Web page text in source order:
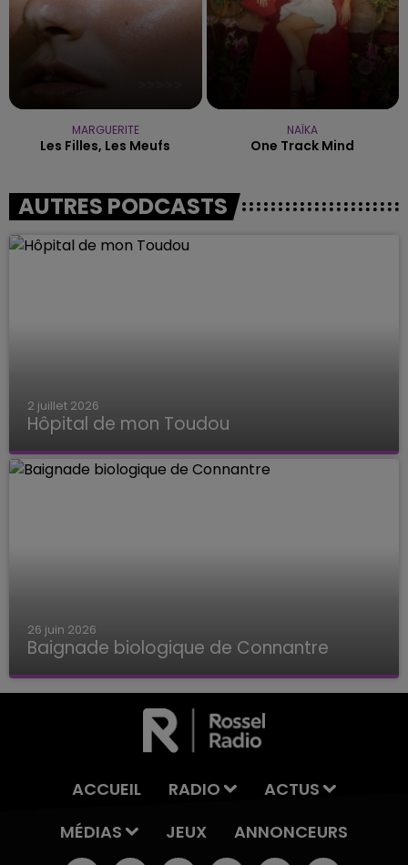
MARGUERITE
Les Filles, Les Meufs
NAÏKA
One Track Mind
AUTRES PODCASTS
2 juillet 2026
Hôpital de mon Toudou
Hôpital de mon Toudou
26 juin 2026
Baignade biologique de Connantre
Baignade biologique de Connantre
ACCUEIL RADIO
ACTUS
MÉDIAS
JEUX ANNONCEURS